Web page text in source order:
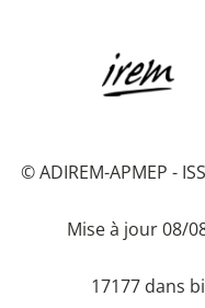
© ADIREM-APMEP -
Mise à jour 08/
17177 dans